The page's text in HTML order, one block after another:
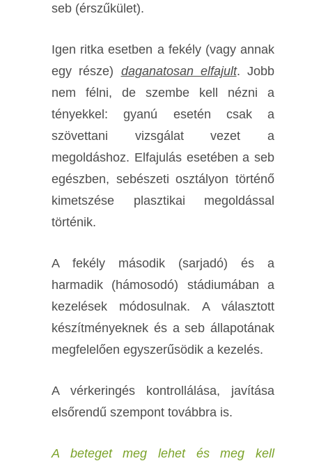
seb (érszűkület).
Igen ritka esetben a fekély (vagy annak
egy része) daganatosan elfajult. Jobb
nem félni, de szembe kell nézni a
tényekkel: gyanú esetén csak a
szövettani vizsgálat vezet a
megoldáshoz. Elfajulás esetében a seb
egészben, sebészeti osztályon történő
kimetszése plasztikai megoldással
történik.
A fekély második (sarjadó) és a
harmadik (hámosodó) stádiumában a
kezelések módosulnak. A választott
készítményeknek és a seb állapotának
megfelelően egyszerűsödik a kezelés.
A vérkeringés kontrollálása, javítása
elsőrendű szempont továbbra is.
A beteget meg lehet és meg kell